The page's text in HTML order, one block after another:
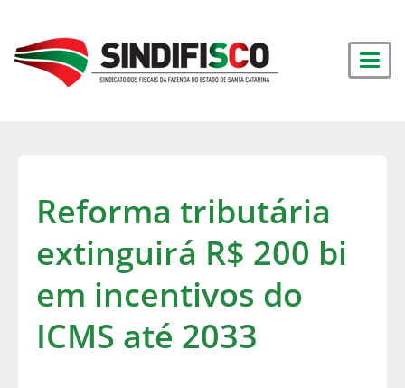
Reforma tributária
extinguirá R$ 200 bi
em incentivos do
ICMS até 2033